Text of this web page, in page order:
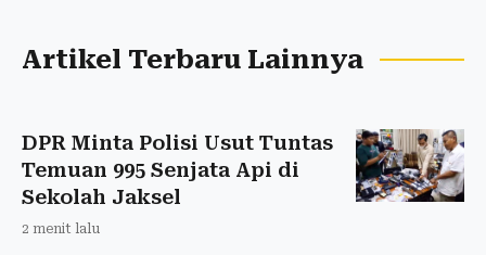
Artikel Terbaru Lainnya
DPR Minta Polisi Usut Tuntas
Temuan 995 Senjata Api di
Sekolah Jaksel
2 menit lalu